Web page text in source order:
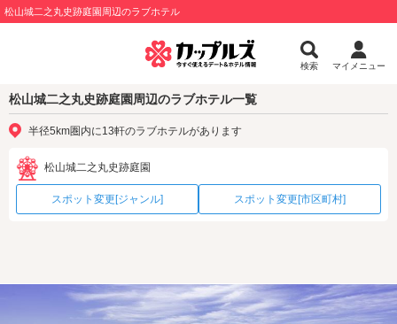
松山城二之丸史跡庭園周辺のラブホテル
検索 マイメニュー
松山城二之丸史跡庭園周辺のラブホテル一覧
半径5km圏内に13軒のラブホテルがあります
松山城二之丸史跡庭園
スポット変更[ジャンル] スポット変更[市区町村]